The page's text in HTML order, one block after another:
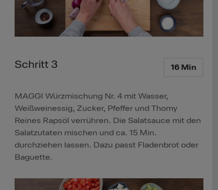
Schritt 3 16 Min
MAGGI Würzmischung Nr. 4 mit Wasser,
Weißweinessig, Zucker, Pfeffer und Thomy
Reines Rapsöl verrühren. Die Salatsauce mit den
Salatzutaten mischen und ca. 15 Min.
durchziehen lassen. Dazu passt Fladenbrot oder
Baguette.